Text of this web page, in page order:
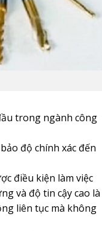
trong ngành công
độ chính xác đến
điều kiện làm việc
và độ tin cậy cao là
liên tục mà không